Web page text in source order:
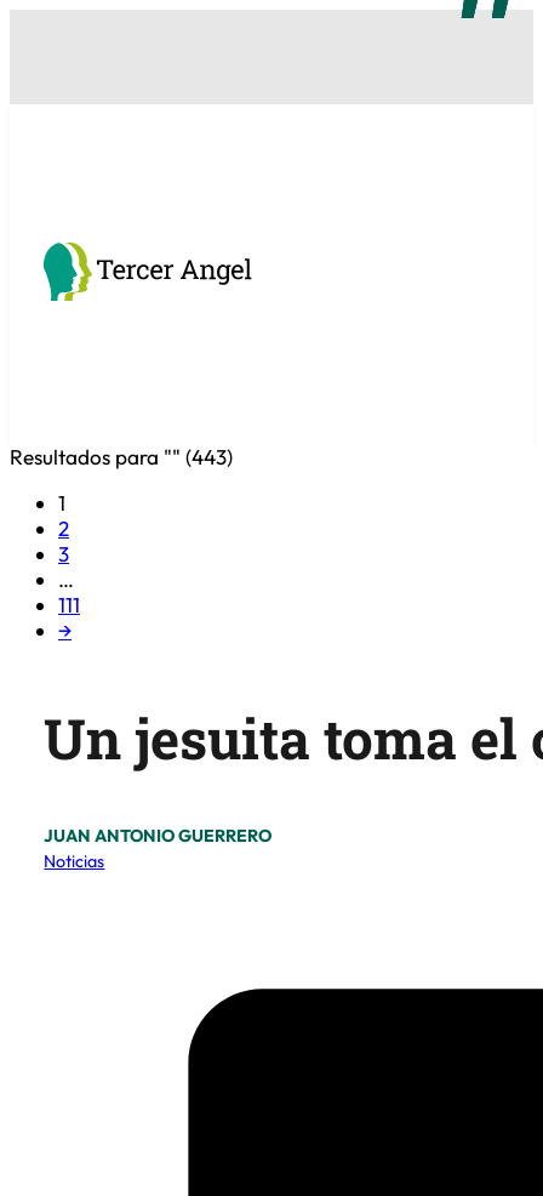
Resultados para "" (443)
1
2
3
…
111
→
Un jesuita toma el
JUAN ANTONIO GUERRERO
Noticias